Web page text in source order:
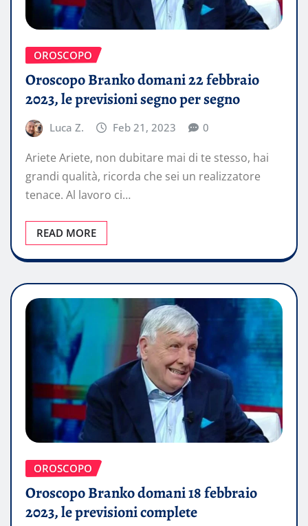
OROSCOPO
Oroscopo Branko domani 22 febbraio
2023, le previsioni segno per segno
Luca Z. Feb 21, 2023 0
Ariete Ariete, non dubitare mai di te stesso, hai
grandi qualità, ricorda che sei un realizzatore
tenace. Al lavoro ci…
READ MORE
OROSCOPO
Oroscopo Branko domani 18 febbraio
2023, le previsioni complete